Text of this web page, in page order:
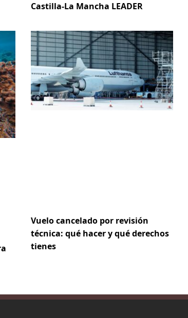
Castilla-La Mancha LEADER
Vuelo cancelado por revisión
técnica: qué hacer y qué derechos
tienes